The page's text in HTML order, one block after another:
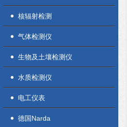
核辐射检测
气体检测仪
生物及土壤检测仪
水质检测仪
电工仪表
德国Narda